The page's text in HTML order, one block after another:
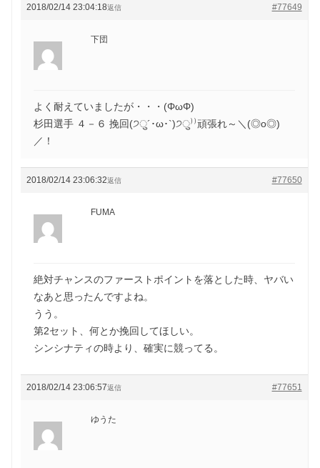
2018/02/14 23:04:18 #77649
返信
下団
よく耐えていましたが・・・(ΦωΦ)
杉田選手 ４－６ 挽回(੭ु´･ω･`)੭ु⁾⁾頑張れ～＼(◎o◎)
／！
2018/02/14 23:06:32 #77650
返信
FUMA
絶対チャンスのファーストポイントを落とした時、ヤバい
なあと思ったんですよね。
うう。
第2セット、何とか挽回してほしい。
シンシナティの時より、確実に競ってる。
2018/02/14 23:06:57 #77651
返信
ゆうた